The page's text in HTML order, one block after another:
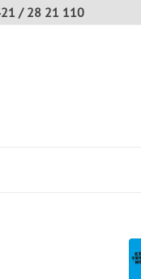
/ 28 21 110